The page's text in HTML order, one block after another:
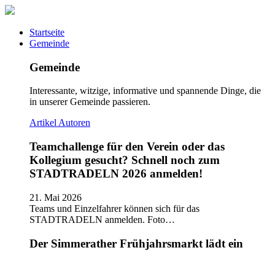
Startseite
Gemeinde
Gemeinde
Interessante, witzige, informative und spannende Dinge, die
in unserer Gemeinde passieren.
ArtikelAutoren
Teamchallenge für den Verein oder das
Kollegium gesucht? Schnell noch zum
STADTRADELN 2026 anmelden!
21. Mai 2026
Teams und Einzelfahrer können sich für das
STADTRADELN anmelden. Foto…
Der Simmerather Frühjahrsmarkt lädt ein